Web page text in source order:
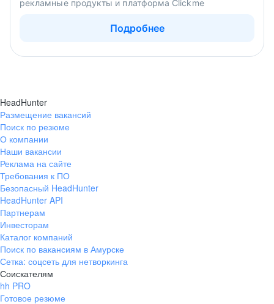
рекламные продукты и платформа Clickme
Подробнее
HeadHunter
Размещение вакансий
Поиск по резюме
О компании
Наши вакансии
Реклама на сайте
Требования к ПО
Безопасный HeadHunter
HeadHunter API
Партнерам
Инвесторам
Каталог компаний
Поиск по вакансиям в Амурске
Сетка: соцсеть для нетворкинга
Соискателям
hh PRO
Готовое резюме